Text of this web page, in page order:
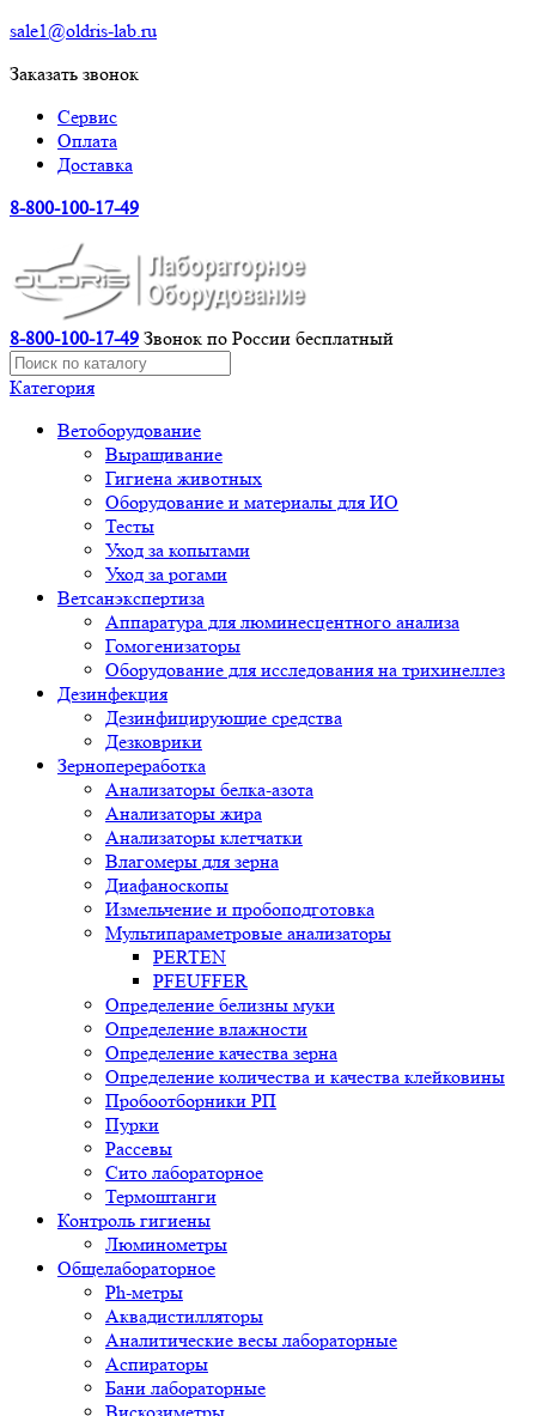
sale1@oldris-lab.ru
Заказать звонок
Сервис
Оплата
Доставка
8-800-100-17-49
8-800-100-17-49 Звонок по России бесплатный
Категория
Ветоборудование
Выращивание
Гигиена животных
Оборудование и материалы для ИО
Тесты
Уход за копытами
Уход за рогами
Ветсанэкспертиза
Аппаратура для люминесцентного анализа
Гомогенизаторы
Оборудование для исследования на трихинеллез
Дезинфекция
Дезинфицирующие средства
Дезковрики
Зернопереработка
Анализаторы белка-азота
Анализаторы жира
Анализаторы клетчатки
Влагомеры для зерна
Диафаноскопы
Измельчение и пробоподготовка
Мультипараметровые анализаторы
PERTEN
PFEUFFER
Определение белизны муки
Определение влажности
Определение качества зерна
Определение количества и качества клейковины
Пробоотборники РП
Пурки
Рассевы
Сито лабораторное
Термоштанги
Контроль гигиены
Люминометры
Общелабораторное
Ph-метры
Аквадистилляторы
Аналитические весы лабораторные
Аспираторы
Бани лабораторные